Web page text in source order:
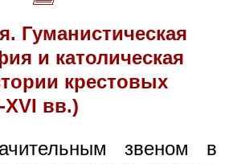
Гуманистическая
и католическая
крестовых
XVI вв.)
звеном в